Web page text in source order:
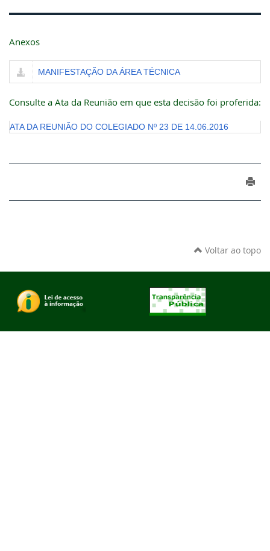
Anexos
MANIFESTAÇÃO DA ÁREA TÉCNICA
Consulte a Ata da Reunião em que esta decisão foi proferida:
ATA DA REUNIÃO DO COLEGIADO Nº 23 DE 14.06.2016
Voltar ao topo